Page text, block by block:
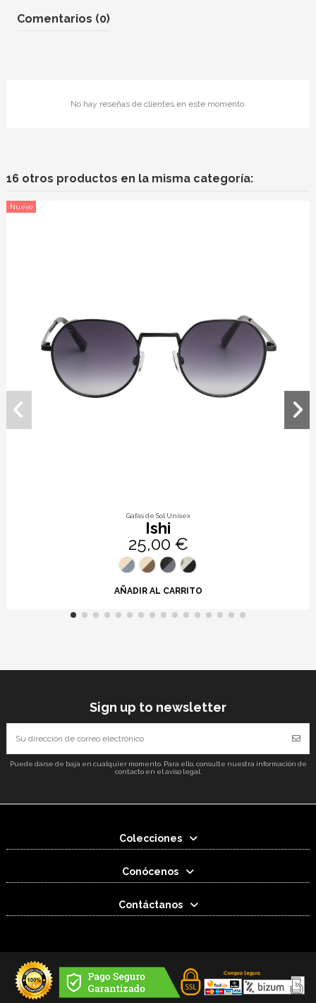
Comentarios (0)
No hay reseñas de clientes en este momento.
16 otros productos en la misma categoría:
Nuevo
Gafas de Sol Unisex
Ishi
25,00 €
AÑADIR AL CARRITO
Sign up to newsletter
Puede darse de baja en cualquier momento. Para ello, consulte nuestra información de
contacto en el aviso legal.
Colecciones
Conócenos
Contáctanos